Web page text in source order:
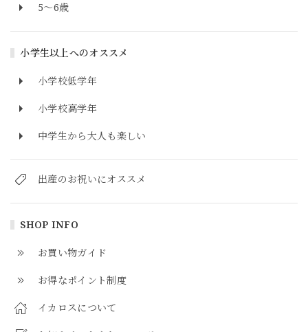
5～6歳
小学生以上へのオススメ
小学校低学年
小学校高学年
中学生から大人も楽しい
出産のお祝いにオススメ
SHOP INFO
お買い物ガイド
お得なポイント制度
イカロスについて